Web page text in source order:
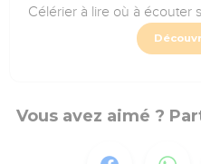
Célérier à lire où à écouter
Vous avez aimé ?